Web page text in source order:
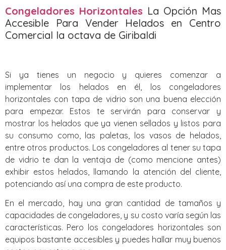
Congeladores Horizontales La Opción Mas
Accesible Para Vender Helados en Centro
Comercial la octava de Giribaldi
Si ya tienes un negocio y quieres comenzar a
implementar los helados en él, los congeladores
horizontales con tapa de vidrio son una buena elección
para empezar. Estos te servirán para conservar y
mostrar los helados que ya vienen sellados y listos para
su consumo como, las paletas, los vasos de helados,
entre otros productos. Los congeladores al tener su tapa
de vidrio te dan la ventaja de (como mencione antes)
exhibir estos helados, llamando la atención del cliente,
potenciando así una compra de este producto.
En el mercado, hay una gran cantidad de tamaños y
capacidades de congeladores, y su costo varía según las
características. Pero los congeladores horizontales son
equipos bastante accesibles y puedes hallar muy buenos